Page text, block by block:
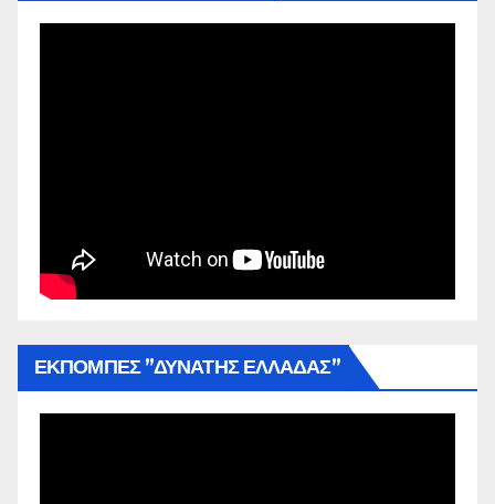
ΕΚΠΟΜΠΕΣ ”ΔΥΝΑΤΗΣ ΕΛΛΑΔΑΣ”